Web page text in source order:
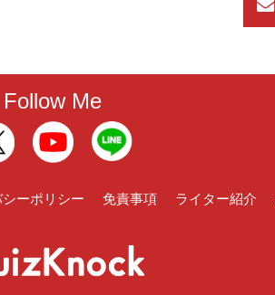
Follow Me
ーポリシー 免責事項 ライター紹介